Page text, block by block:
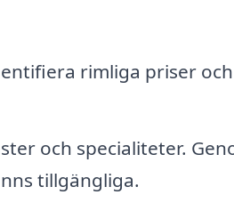
rimliga priser och
och specialiteter.
tillgängliga.